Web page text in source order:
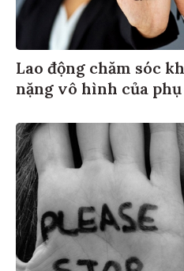
Lao động chăm sóc
nặng vô hình của